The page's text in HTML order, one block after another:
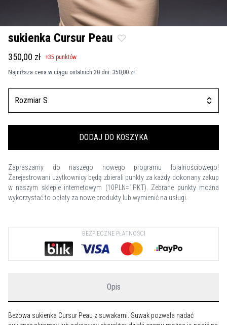
sukienka Cursur Peau
350,00 zł +35 punktów
Najniższa cena w ciągu ostatnich 30 dni: 350,00 zł
Rozmiar S
DODAJ DO KOSZYKA
Zapraszamy do naszego nowego programu lojalnościowego!
Zarejestrowani użytkownicy będą zbierali punkty za każdy dokonany zakup
w naszym sklepie internetowym (10PLN=1PKT). Zebrane punkty można
wykorzystać to opłaty za nowe produkty lub wymienić na usługi.
BEZPIECZNE PŁATNOŚCI
Opis
Beżowa sukienka Cursur Peau z suwakami. Suwak pozwala nadać